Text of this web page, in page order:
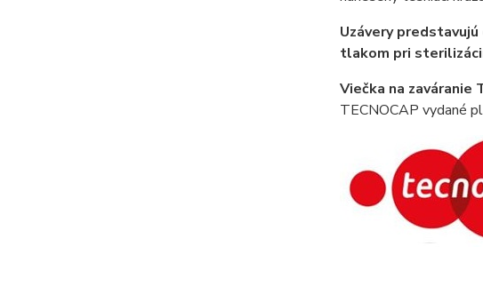
Uzávery
tlakom pri
Viečka na zaváranie
TECNOCAP vydané